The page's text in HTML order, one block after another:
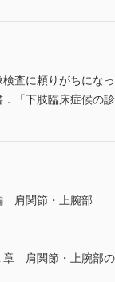
検査に頼りがちにな
．「下肢臨床症候の
肩関節・上腕部
章 肩関節・上腕部